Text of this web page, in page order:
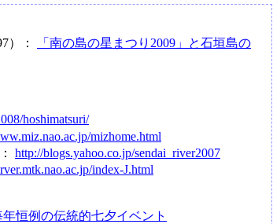
）：
「南の島の星まつり2009」と石垣島の
hoshimatsuri/
mizhome.html
http://blogs.yahoo.co.jp/sendai_river2007
index-J.html
恒例の伝統的七夕イベント